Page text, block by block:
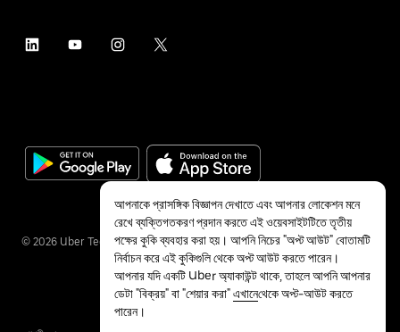
© 2026 Uber Technologies Inc.
আপনাকে প্রাসঙ্গিক বিজ্ঞাপন দেখাতে এবং আপনার লোকেশন মনে
রেখে ব্যক্তিগতকরণ প্রদান করতে এই ওয়েবসাইটটিতে তৃতীয়
পক্ষের কুকি ব্যবহার করা হয়। আপনি নিচের "অপ্ট আউট" বোতামটি
নির্বাচন করে এই কুকিগুলি থেকে অপ্ট আউট করতে পারেন।
আপনার যদি একটি Uber অ্যাকাউন্ট থাকে, তাহলে আপনি আপনার
ডেটা "বিক্রয়" বা "শেয়ার করা"এখানেথেকে অপ্ট-আউট করতে
পারেন।